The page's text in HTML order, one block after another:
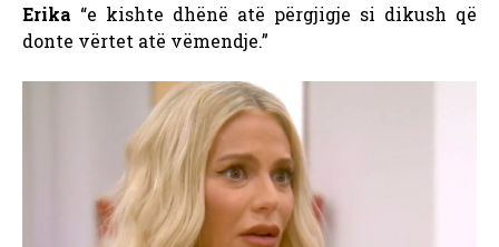
Erika “e kishte dhënë atë përgjigje si dikush që
donte vërtet atë vëmendje.”